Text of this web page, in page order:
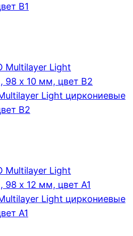
B1
Light циркониевые
B2
Light циркониевые
A1